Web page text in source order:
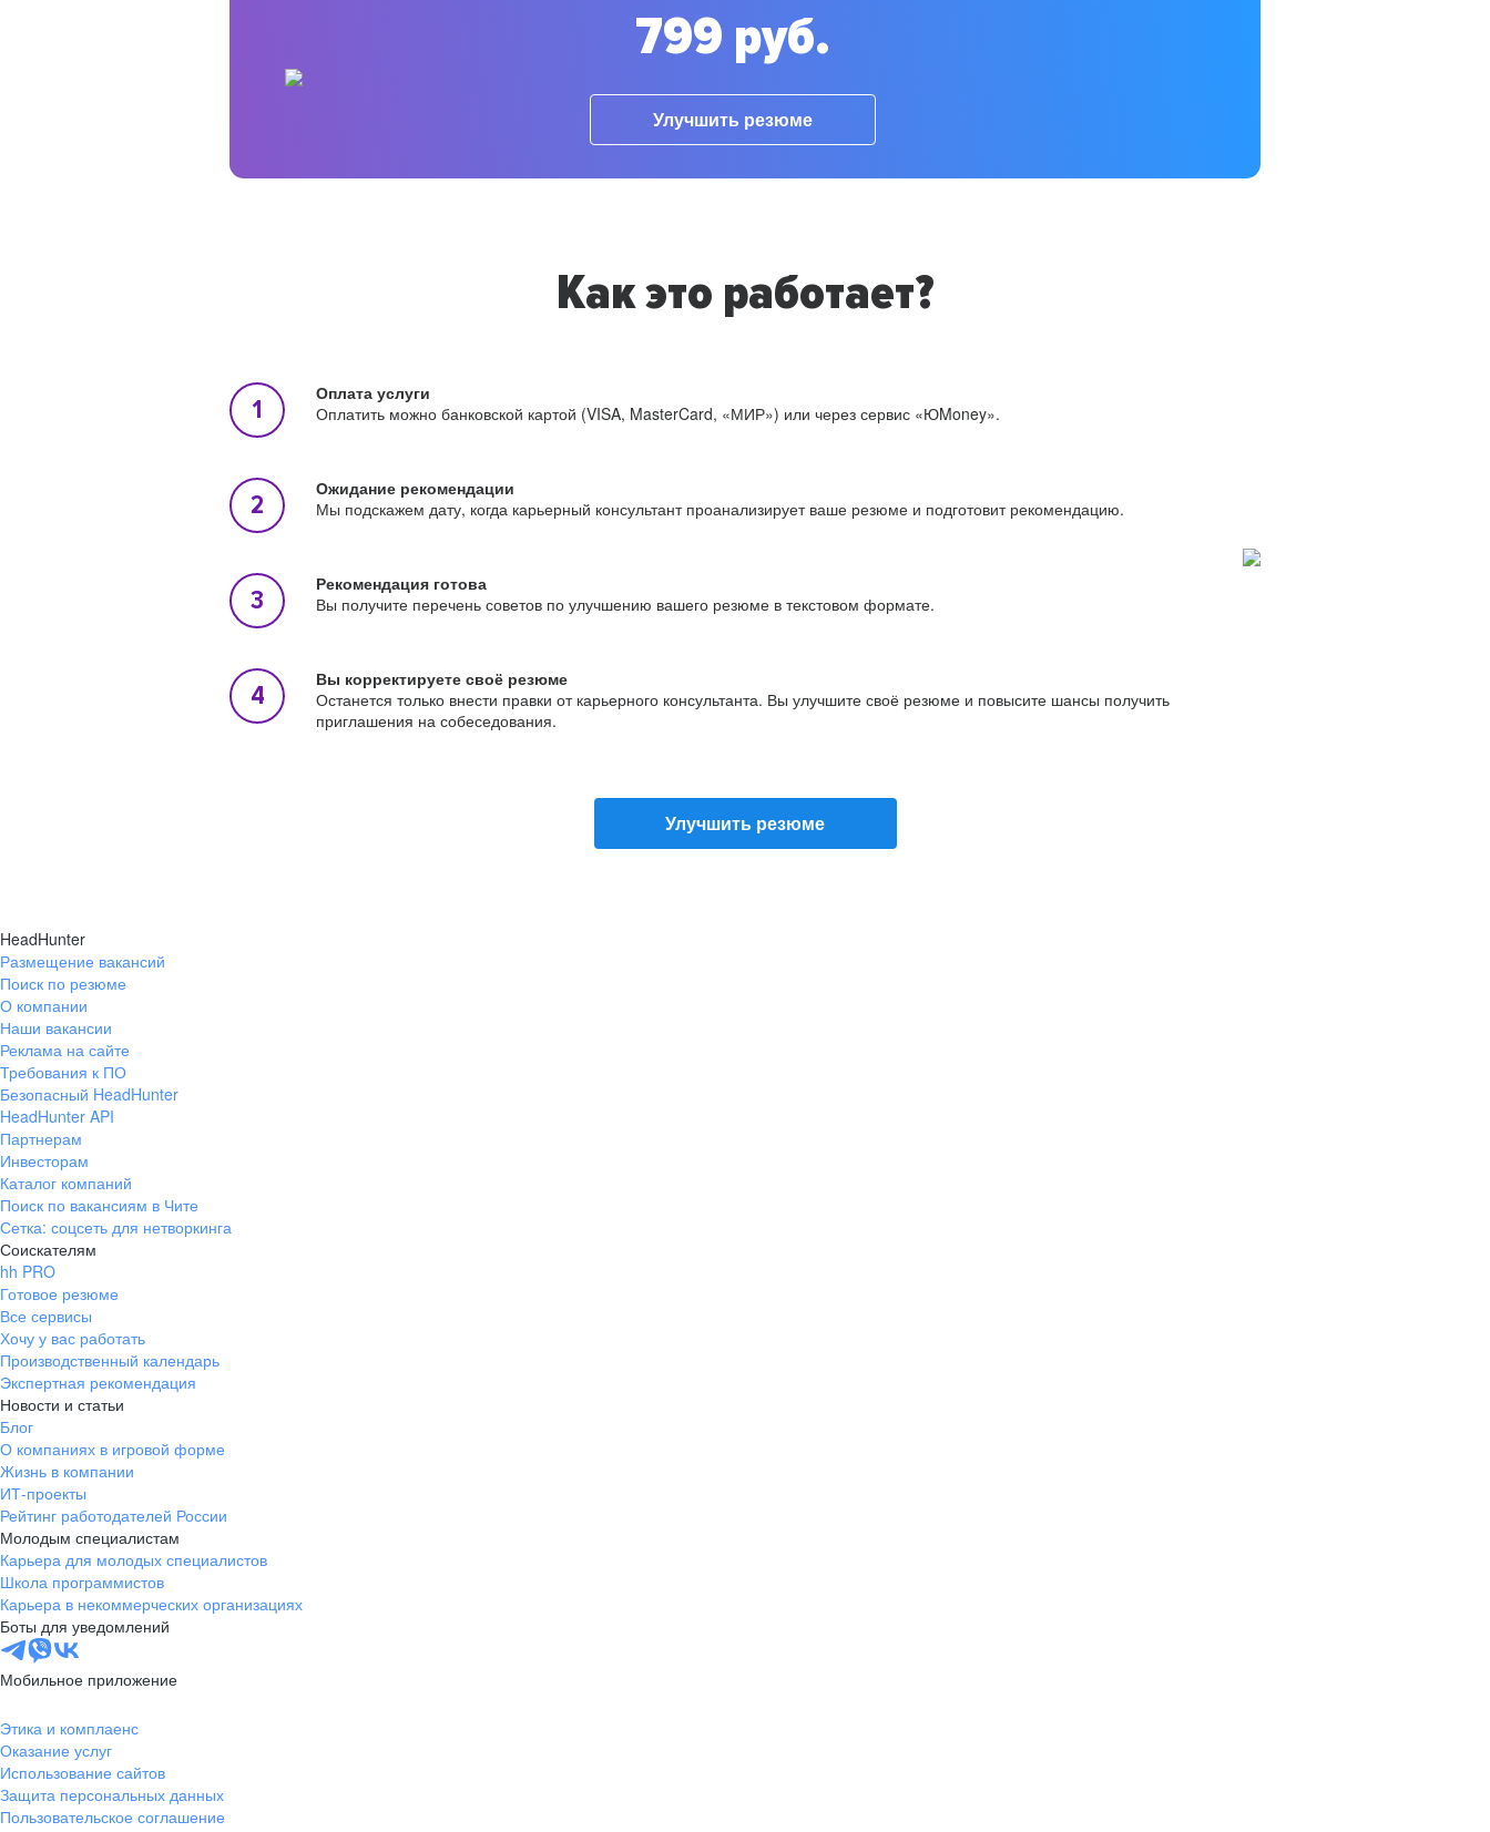
799 руб.
Улучшить резюме
Как это работает?
Оплата услуги
Оплатить можно банковской картой (VISA, MasterCard, «МИР») или через сервис «ЮMoney».
Ожидание рекомендации
Мы подскажем дату, когда карьерный консультант проанализирует ваше резюме и подготовит рекомендацию.
Рекомендация готова
Вы получите перечень советов по улучшению вашего резюме в текстовом формате.
Вы корректируете своё резюме
Останется только внести правки от карьерного консультанта. Вы улучшите своё резюме и повысите шансы получить
приглашения на собеседования.
Улучшить резюме
HeadHunter
Размещение вакансий
Поиск по резюме
О компании
Наши вакансии
Реклама на сайте
Требования к ПО
Безопасный HeadHunter
HeadHunter API
Партнерам
Инвесторам
Каталог компаний
Поиск по вакансиям в Чите
Сетка: соцсеть для нетворкинга
Соискателям
hh PRO
Готовое резюме
Все сервисы
Хочу у вас работать
Производственный календарь
Экспертная рекомендация
Новости и статьи
Блог
О компаниях в игровой форме
Жизнь в компании
ИТ-проекты
Рейтинг работодателей России
Молодым специалистам
Карьера для молодых специалистов
Школа программистов
Карьера в некоммерческих организациях
Боты для уведомлений
Мобильное приложение
Этика и комплаенс
Оказание услуг
Использование сайтов
Защита персональных данных
Пользовательское соглашение